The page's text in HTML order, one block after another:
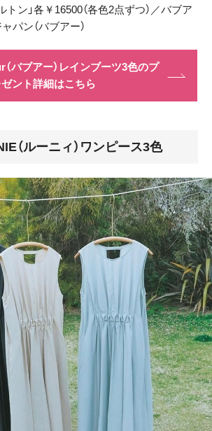
ン」各￥16500（各色2点ずつ）／バブア
パン（バブアー）
（バブアー）レインブーツ3色のプ
ゼント詳細はこちら
（ルーニィ）ワンピース3色